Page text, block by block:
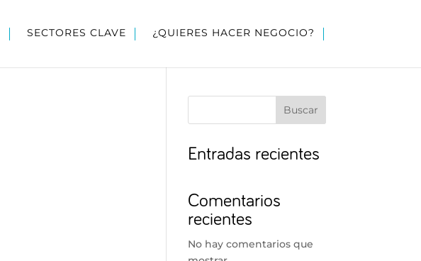
SECTORES CLAVE ¿QUIERES HACER NEGOCIO?
Buscar
Entradas recientes
Comentarios
recientes
No hay comentarios que